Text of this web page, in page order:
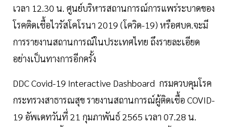
เวลา 12.30 น. ศูนย์บริหารสถานการณ์การแพร่ระบาดของ
โรคติดเชื้อไวรัสโคโรนา 2019 (โควิด-19) หรือศบค.จะมี
การรายงานสถานการณ์ในประเทศไทย ถึงรายละเอียด
อย่างเป็นทางการอีกครั้ง
DDC Covid-19 Interactive Dashboard กรมควบคุมโรค
กระทรวงสาธารณสุข รายงานสถานการณ์ผู้ติดเชื้อ COVID-
19 อัพเดทวันที่ 21 กุมภาพันธ์ 2565 เวลา 07.28 น.